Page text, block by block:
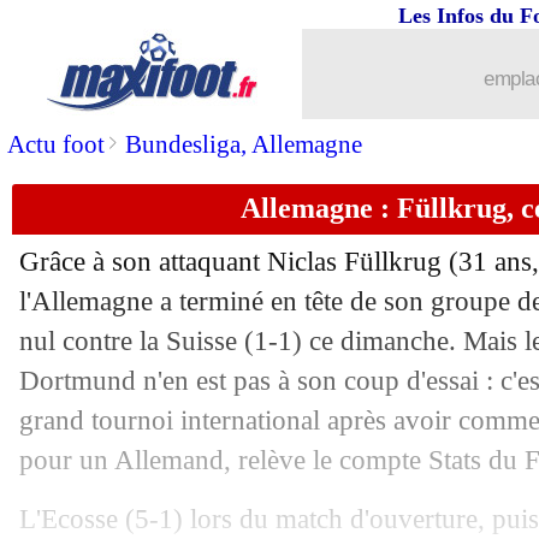
Actu foot> Bundesliga, Allemagne
Les Infos du
Allemagne : Füllkrug,
Grâce à son attaquant Niclas Füllkrug (31
l'Allemagne a terminé en tête de son groupe
nul contre la Suisse (1-1) ce dimanche. Mais
Dortmund n'en est pas à son coup d'essai :
grand tournoi international après avoir
pour un Allemand, relève le compte Stats du
L'Ecosse (5-1) lors du match d'ouverture,
: Aholou part à Angers
24/06 Lens: Koffi, c'est bouclé (officiel)
24/06 Turquie: Güler, une polémique vite
: Rieder prêté à Stuttgart
24/06 Juve: De Zerbi veut Locatelli à l'OM
24/06 Bayern: Wanner prêté à
24/06 EdF: Mbappé vers une titularisation